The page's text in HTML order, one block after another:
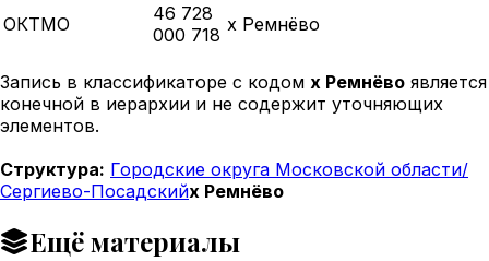
ОКТМО
46 728
000 718 х Ремнёво
Запись в классификаторе с кодом х Ремнёво является
конечной в иерархии и не содержит уточняющих
элементов.
Структура: Городские округа Московской области/
Сергиево-Посадскийх Ремнёво
Ещё материалы